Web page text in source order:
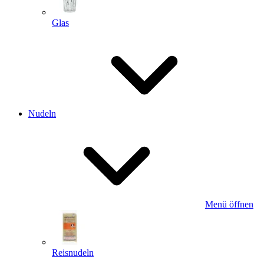
Glas
Nudeln
Menü öffnen
Reisnudeln